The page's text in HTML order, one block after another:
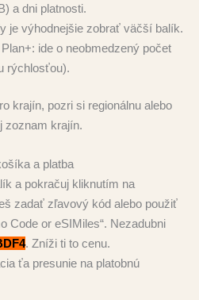
a dni platnosti.
je výhodnejšie zobrať väčší balík.
ide o neobmedzený počet
rýchlosťou).
krajín, pozri si regionálnu alebo
zoznam krajín.
a platba
a pokračuj kliknutím na
zadať zľavový kód alebo použiť
Code or eSIMiles“. Nezadubni
. Zníži ti to cenu.
ťa presunie na platobnú